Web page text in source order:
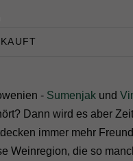
- Sumenjak und
Dann wird es aber
immer mehr
Weinregion, die so